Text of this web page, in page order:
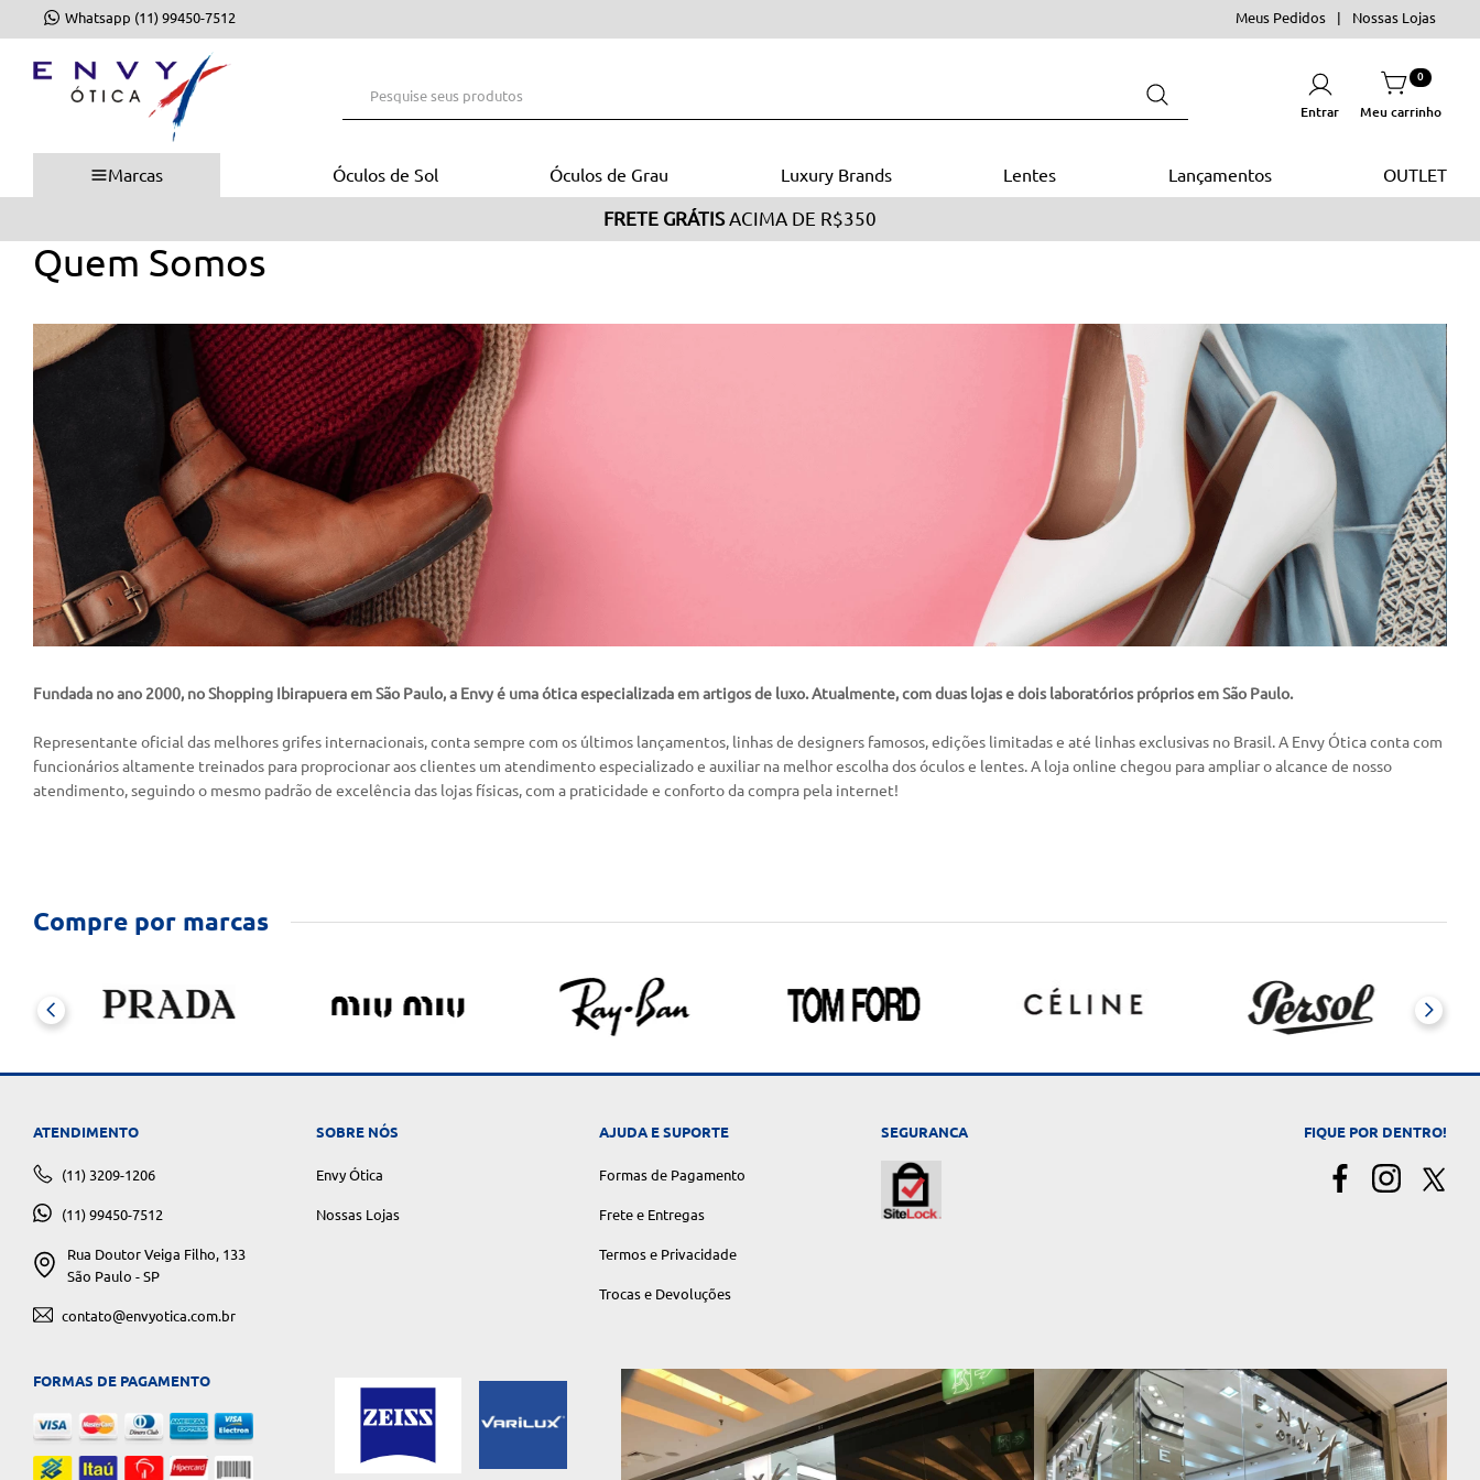
Whatsapp (11) 99450-7512 Meus Pedidos Nossas Lojas
Entrar
0
Marcas Óculos de Sol Óculos de Grau Luxury Brands Lentes Lançamentos OUTLET
Quem Somos
Fundada no ano 2000, no Shopping Ibirapuera em São Paulo, a Envy é uma ótica especializada em artigos de luxo. Atualmente, com duas lojas e dois laboratórios próprios em São Paulo.
Representante oficial das melhores grifes internacionais, conta sempre com os últimos lançamentos, linhas de designers famosos, edições limitadas e até linhas exclusivas no Brasil. A Envy Ótica conta com
funcionários altamente treinados para proprocionar aos clientes um atendimento especializado e auxiliar na melhor escolha dos óculos e lentes. A loja online chegou para ampliar o alcance de nosso
atendimento, seguindo o mesmo padrão de excelência das lojas físicas, com a praticidade e conforto da compra pela internet!
Compre por marcas
ATENDIMENTO
(11) 3209-1206
(11) 99450-7512
Rua Doutor Veiga Filho, 133
São Paulo - SP
contato@envyotica.com.br
SOBRE NÓS
Envy Ótica
Nossas Lojas
AJUDA E SUPORTE
Formas de Pagamento
Frete e Entregas
Termos e Privacidade
Trocas e Devoluções
SEGURANCA FIQUE POR DENTRO!
FORMAS DE PAGAMENTO